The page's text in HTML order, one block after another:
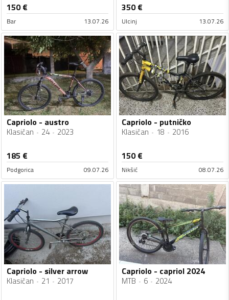
150€
Bar 13.07.26
350€
Ulcinj 13.07.26
Capriolo - austro
Klasičan 24 2023
185 €
Podgorica 09.07.26
Capriolo - putničko
Klasičan 18 2016
150€
Nikšić 08.07.26
Capriolo - silver arrow
Klasičan 21 2017
Capriolo - capriol 2024
MTB 6 2024